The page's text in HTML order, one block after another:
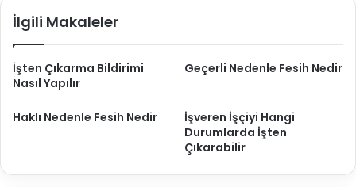
İlgili Makaleler
İşten Çıkarma Bildirimi
Nasıl Yapılır
Geçerli Nedenle Fesih Nedir
Haklı Nedenle Fesih Nedir
İşveren İşçiyi Hangi
Durumlarda İşten
Çıkarabilir